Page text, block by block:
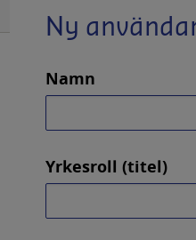
Ny
Namn
Yrkesroll (titel)